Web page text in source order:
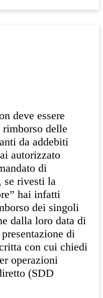
deve essere
delle
da addebiti
autorizzato
di
se rivesti la
hai infatti
dei singoli
dalla loro data di
di
con cui chiedi
operazioni
(SDD